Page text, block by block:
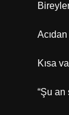
Kısa
“Şu an